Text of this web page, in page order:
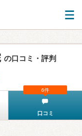
の口コミ・評判
口コミ
6件